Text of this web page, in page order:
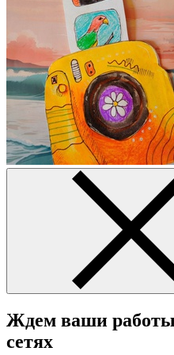
Ждем ваши
сетях